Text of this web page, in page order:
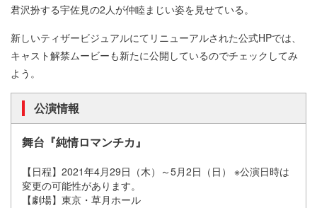
君沢扮する宇佐見の2人が仲睦まじい姿を見せている。
新しいティザービジュアルにてリニューアルされた公式HPでは、
キャスト解禁ムービーも新たに公開しているのでチェックしてみ
よう。
公演情報
舞台『純情ロマンチカ』
【日程】2021年4月29日（木）～5月2日（日） ※公演日時は
変更の可能性があります。
【劇場】東京・草月ホール